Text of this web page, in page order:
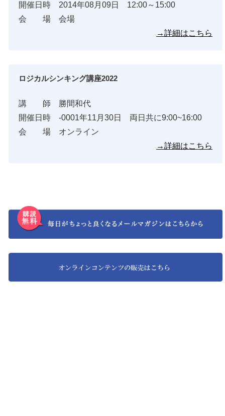
開催日時 2014年08月09日 12:00～15:00
会 場 会場
→詳細はこちら
ロジカルシンキング講座2022
講 師 勝間和代
開催日時 -0001年11月30日 両日共に9:00~16:00
会 場 オンライン
→詳細はこちら